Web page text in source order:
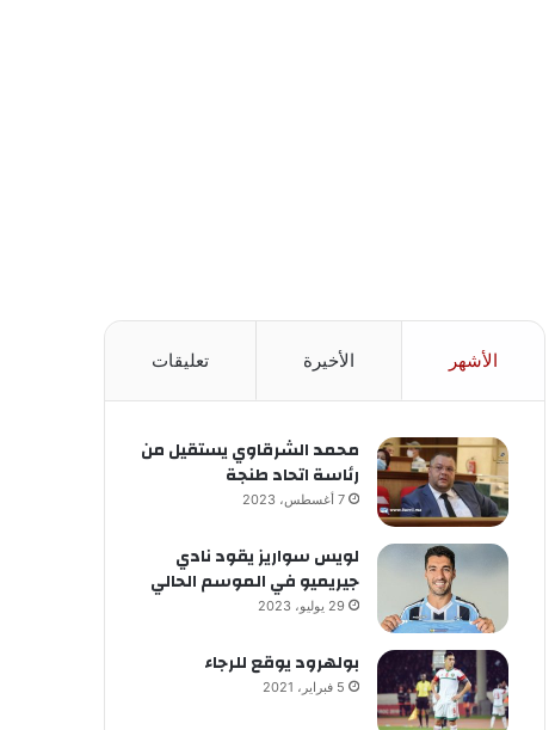
الأشهر الأخيرة تعليقات
محمد الشرقاوي يستقيل من
رئاسة اتحاد طنجة
7 أغسطس، 2023
لويس سواريز يقود نادي
جيريميو في الموسم الحالي
29 يوليو، 2023
بولهرود يوقع للرجاء
5 فبراير، 2021